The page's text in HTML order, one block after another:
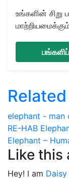
உங்களின் சிறு
elephant - man
RE-HAB
Elephant –
Like this
Hey! I am